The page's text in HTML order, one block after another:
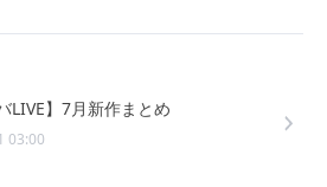
LIVE】7月新作まとめ
03:00